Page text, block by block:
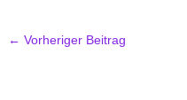
← Vorheriger Beitrag